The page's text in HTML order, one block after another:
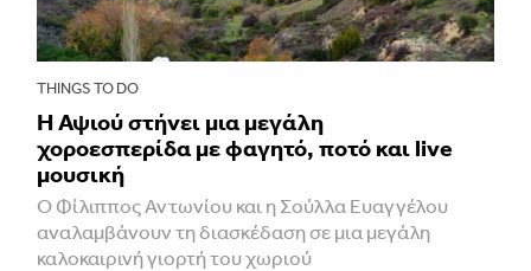
THINGS TO DO
Η Αψιού στήνει μια μεγάλη
χοροεσπερίδα με φαγητό, ποτό και live
μουσική
Ο Φίλιππος Αντωνίου και η Σούλλα Ευαγγέλου
αναλαμβάνουν τη διασκέδαση σε μια μεγάλη
καλοκαιρινή γιορτή του χωριού